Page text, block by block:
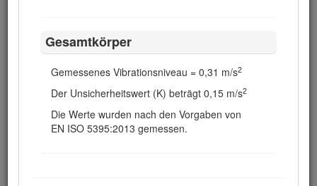
Gesamtkörper
Gemessenes Vibrationsniveau = 0,31 m/s2
Der Unsicherheitswert (K) beträgt 0,15 m/s2
Die Werte wurden nach den Vorgaben von
EN ISO 5395:2013 gemessen.
nicht mit den Händen, Füßen und
Kleidungsstücken, wenn der Motor zum
Durchführen von Wartungseinstellungen
Maschine fern.
Lassen Sie die maximale Motordrehzahl mit
einem Drehzahlmesser von Ihrem Toro